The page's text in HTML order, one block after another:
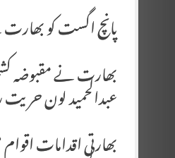
پانچ اگست کو بھارت
بھارت نے مقبوضہ
عبدالحمید لون حریت
بھارتی اقدامات